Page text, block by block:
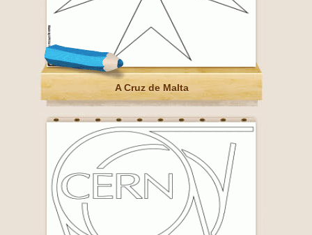
A Cruz de Malta